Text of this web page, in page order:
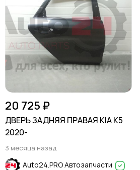
20 725 ₽
ДВЕРЬ ЗАДНЯЯ ПРАВАЯ KIA K5
2020-
3 месяца назад
Auto24.PRO Автозапчасти